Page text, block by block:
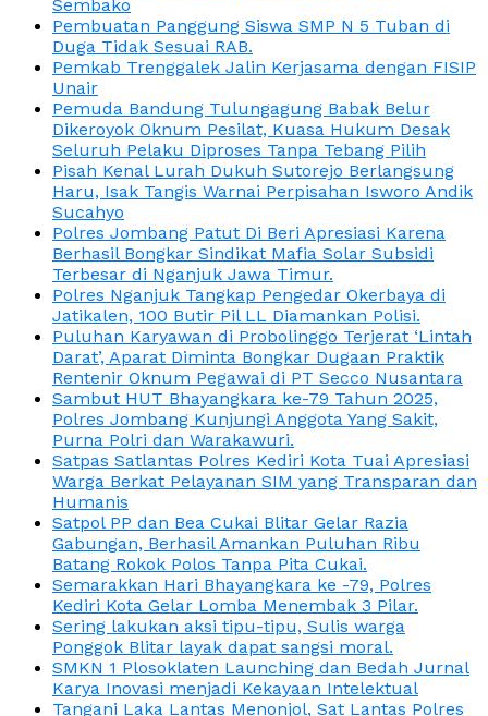
Sembako
Pembuatan Panggung Siswa SMP N 5 Tuban di
Duga Tidak Sesuai RAB.
Pemkab Trenggalek Jalin Kerjasama dengan FISIP
Unair
Pemuda Bandung Tulungagung Babak Belur
Dikeroyok Oknum Pesilat, Kuasa Hukum Desak
Seluruh Pelaku Diproses Tanpa Tebang Pilih
Pisah Kenal Lurah Dukuh Sutorejo Berlangsung
Haru, Isak Tangis Warnai Perpisahan Isworo Andik
Sucahyo
Polres Jombang Patut Di Beri Apresiasi Karena
Berhasil Bongkar Sindikat Mafia Solar Subsidi
Terbesar di Nganjuk Jawa Timur.
Polres Nganjuk Tangkap Pengedar Okerbaya di
Jatikalen, 100 Butir Pil LL Diamankan Polisi.
Puluhan Karyawan di Probolinggo Terjerat ‘Lintah
Darat’, Aparat Diminta Bongkar Dugaan Praktik
Rentenir Oknum Pegawai di PT Secco Nusantara
Sambut HUT Bhayangkara ke-79 Tahun 2025,
Polres Jombang Kunjungi Anggota Yang Sakit,
Purna Polri dan Warakawuri.
Satpas Satlantas Polres Kediri Kota Tuai Apresiasi
Warga Berkat Pelayanan SIM yang Transparan dan
Humanis
Satpol PP dan Bea Cukai Blitar Gelar Razia
Gabungan, Berhasil Amankan Puluhan Ribu
Batang Rokok Polos Tanpa Pita Cukai.
Semarakkan Hari Bhayangkara ke -79, Polres
Kediri Kota Gelar Lomba Menembak 3 Pilar.
Sering lakukan aksi tipu-tipu, Sulis warga
Ponggok Blitar layak dapat sangsi moral.
SMKN 1 Plosoklaten Launching dan Bedah Jurnal
Karya Inovasi menjadi Kekayaan Intelektual
Tangani Laka Lantas Menonjol, Sat Lantas Polres